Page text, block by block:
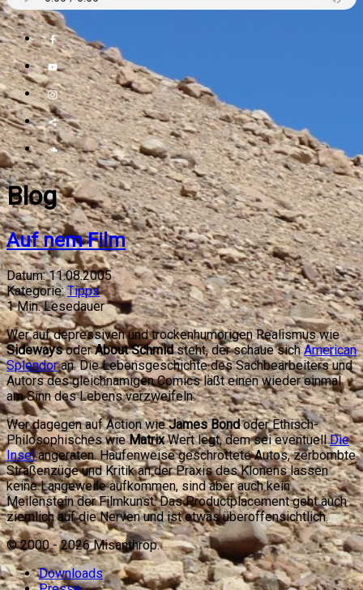
Blog
Auf nem Film
Datum: 11.08.2005
Kategorie: Tipps
1Min. Lesedauer
Wer auf depressiven und trockenhumorigen Realismus wie
SidewaysoderAbout Schmidsteht, der schaue sichAmerican
Splendoran. Die Lebensgeschichte des Sachbearbeiters und
Autors des gleichnamigen Comics läßt einen wieder einmal
am Sinn des Lebens verzweifeln.
Wer dagegen auf Action wieJames Bondoder Ethisch-
Philosophisches wieMatrixWert legt, dem sei eventuellDie
Inselangeraten. Haufenweise geschrottete Autos, zerbombte
Straßenzüge und Kritik an der Praxis des Klonens lassen
keine Langeweile aufkommen, sind aber auch kein
Meilenstein der Filmkunst. Das Productplacement geht auch
ziemlich auf die Nerven und ist etwas überoffensichtlich.
© 2000 -2026Misanthrop.
Downloads